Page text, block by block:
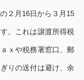
２月16日から３月15
。これは譲渡所得税
ｘや税務署窓口、郵
りの送付は避け、余